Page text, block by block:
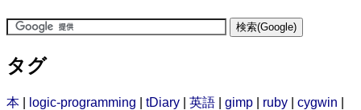
タグ
本 logic-programming tDiary 英語 gimp ruby cygwin